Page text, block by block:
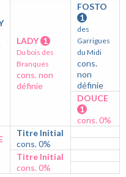
LADY 1
Du bois des
Branques
cons. non
définie
FOSTO
1
des
Garrigues
du Midi
cons.
non
définie
DOUCE
1
cons. 0%
Titre Initial
cons. 0%
Titre Initial
cons. 0%